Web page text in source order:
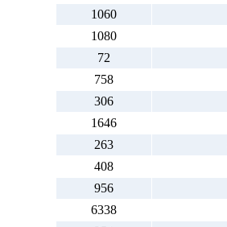
1060
1080
72
758
306
1646
263
408
956
6338